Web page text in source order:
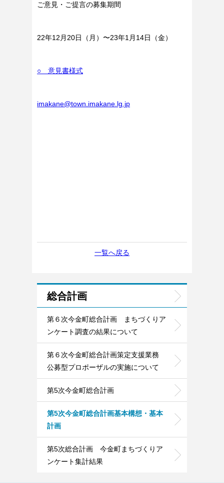
ご意見・ご提言の募集期間
22年12月20日（月）〜23年1月14日（金）
○ 意見書様式
imakane@town.imakane.lg.jp
一覧へ戻る
総合計画
第６次今金町総合計画 まちづくりア
ンケート調査の結果について
第６次今金町総合計画策定支援業務
公募型プロポーザルの実施について
第5次今金町総合計画
第5次今金町総合計画基本構想・基本
計画
第5次総合計画 今金町まちづくりア
ンケート集計結果